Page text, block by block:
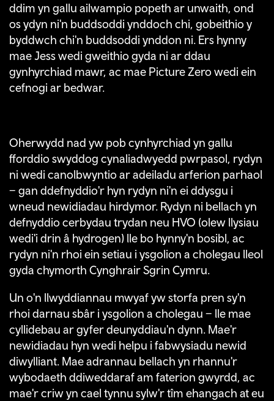
ddim yn gallu ailwampio popeth ar unwaith, ond
os ydyn ni'n buddsoddi ynddoch chi, gobeithio y
byddwch chi'n buddsoddi ynddon ni. Ers hynny
mae Jess wedi gweithio gyda ni ar ddau
gynhyrchiad mawr, ac mae Picture Zero wedi ein
cefnogi ar bedwar.
Oherwydd nad yw pob cynhyrchiad yn gallu
fforddio swyddog cynaliadwyedd pwrpasol, rydyn
ni wedi canolbwyntio ar adeiladu arferion parhaol
– gan ddefnyddio'r hyn rydyn ni'n ei ddysgu i
wneud newidiadau hirdymor. Rydyn ni bellach yn
defnyddio cerbydau trydan neu HVO (olew llysiau
wedi'i drin â hydrogen) lle bo hynny'n bosibl, ac
rydyn ni'n rhoi ein setiau i ysgolion a cholegau lleol
gyda chymorth Cynghrair Sgrin Cymru.
Un o'n llwyddiannau mwyaf yw storfa pren sy'n
rhoi darnau sbâr i ysgolion a cholegau – lle mae
cyllidebau ar gyfer deunyddiau'n dynn. Mae'r
newidiadau hyn wedi helpu i fabwysiadu newid
diwylliant. Mae adrannau bellach yn rhannu'r
wybodaeth ddiweddaraf am faterion gwyrdd, ac
mae'r criw yn cael tynnu sylw'r tîm ehangach at eu